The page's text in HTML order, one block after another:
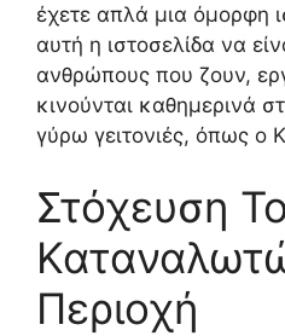
έχετε απλά μια όμορφη
αυτή η ιστοσελίδα να
ανθρώπους που ζουν,
κινούνται καθημερινά
γύρω γειτονιές, όπως ο
Στόχευση
Περιοχή